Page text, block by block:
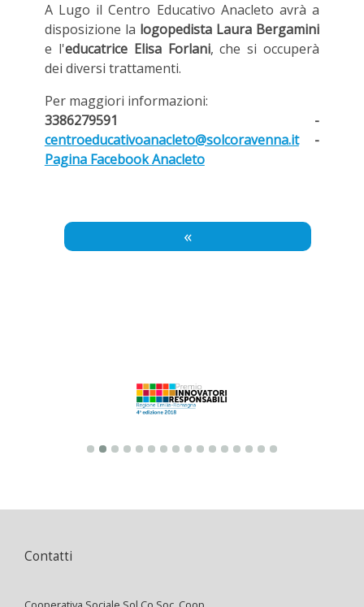
A Lugo il Centro Educativo Anacleto avrà a
disposizione la logopedista Laura Bergamini
e l'educatrice Elisa Forlani, che si occuperà
dei diversi trattamenti.
Per maggiori informazioni:
3386279591 -
centroeducativoanacleto@solcoravenna.it-
Pagina Facebook Anacleto
«
Contatti